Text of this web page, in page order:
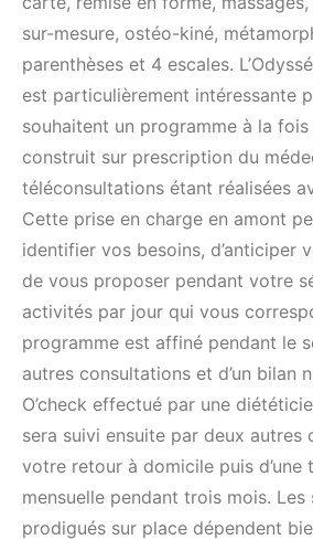
sur-mesure, ostéo-kiné,
parenthèses et 4 escales.
est particulièrement intéressante
souhaitent un programme à la
construit sur prescription du
téléconsultations étant réalisées
Cette prise en charge en amont
identifier vos besoins, d’anticiper
de vous proposer pendant votre
activités par jour qui vous
programme est affiné pendant le
autres consultations et d’un bilan
O’check effectué par une
sera suivi ensuite par deux autres
votre retour à domicile puis d’une
mensuelle pendant trois mois.
prodigués sur place dépendent